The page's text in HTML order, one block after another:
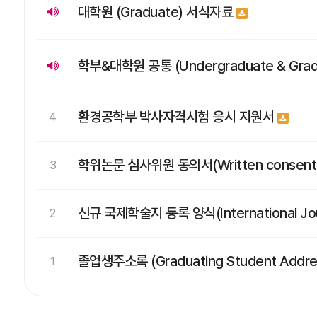
대학원 (Graduate) 서식자료
학부&대학원 공통 (Undergraduate &
4 환경공학부 박사자격시험 응시 지원서
3 학위논문 심사위원 동의서(Written
2 신규 국제학술지 등록 양식(International
1 졸업생주소록 (Graduating Student